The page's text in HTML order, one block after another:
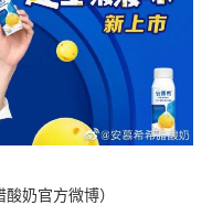
奶官方微博）